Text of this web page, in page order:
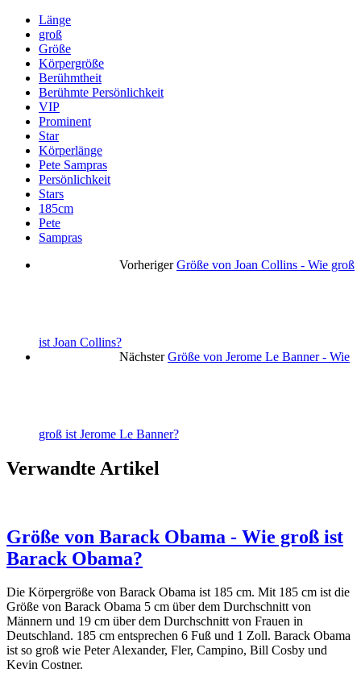
Länge
groß
Größe
Körpergröße
Berühmtheit
Berühmte Persönlichkeit
VIP
Prominent
Star
Körperlänge
Pete Sampras
Persönlichkeit
Stars
185cm
Pete
Sampras
Vorheriger Größe von Joan Collins - Wie groß
ist Joan Collins?
Nächster Größe von Jerome Le Banner - Wie
groß ist Jerome Le Banner?
Verwandte Artikel
Größe von Barack Obama - Wie groß ist
Barack Obama?
Die Körpergröße von Barack Obama ist 185 cm. Mit 185 cm ist die
Größe von Barack Obama 5 cm über dem Durchschnitt von
Männern und 19 cm über dem Durchschnitt von Frauen in
Deutschland. 185 cm entsprechen 6 Fuß und 1 Zoll. Barack Obama
ist so groß wie Peter Alexander, Fler, Campino, Bill Cosby und
Kevin Costner.